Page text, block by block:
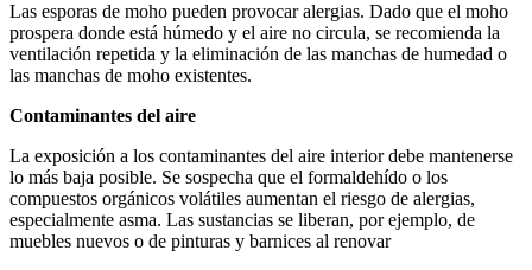
Las esporas de moho pueden provocar alergias. Dado que el moho
prospera donde está húmedo y el aire no circula, se recomienda la
ventilación repetida y la eliminación de las manchas de humedad o
las manchas de moho existentes.
Contaminantes del aire
La exposición a los contaminantes del aire interior debe mantenerse
lo más baja posible. Se sospecha que el formaldehído o los
compuestos orgánicos volátiles aumentan el riesgo de alergias,
especialmente asma. Las sustancias se liberan, por ejemplo, de
muebles nuevos o de pinturas y barnices al renovar